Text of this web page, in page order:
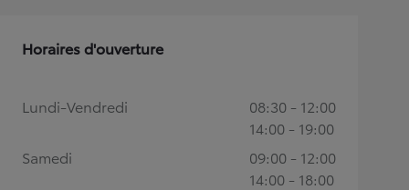
Horaires d'ouverture
Lundi-Vendredi
08:30 - 12:00
14:00 - 19:00
Samedi
09:00 - 12:00
14:00 - 18:00